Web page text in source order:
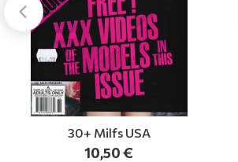
Club Specials
8,50 €